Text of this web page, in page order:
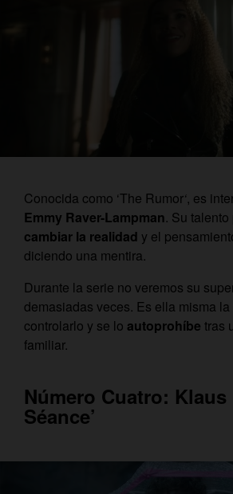
Conocida como ‘The Rumor‘, es
Emmy Raver-Lampman. Su
cambiar la realidad y el
diciendo una mentira.
Durante la serie no veremos su
demasiadas veces. Es ella misma
controlarlo y se lo autoprohíbe tras
familiar.
Número Cuatro: Klaus
Séance’